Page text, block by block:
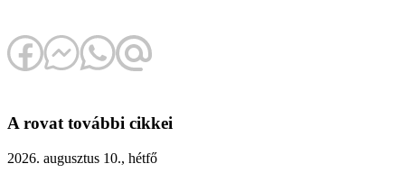
A rovat további cikkei
2026. augusztus 10., hétfő